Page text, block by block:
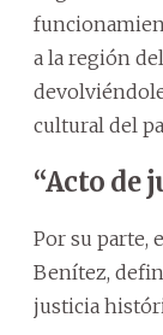
a la región
cultural del
“Acto de
Por su parte,
Benítez,
justicia